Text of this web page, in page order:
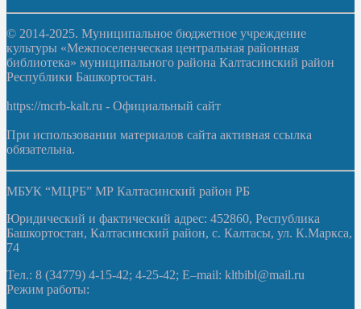
© 2014-2025. Муниципальное бюджетное учреждение
культуры «Межпоселенческая центральная районная
библиотека» муниципального района Калтасинский район
Республики Башкортостан.
https://mcrb-kalt.ru - Официальный сайт
При использовании материалов сайта активная ссылка
обязательна.
МБУК “МЦРБ” МР Калтасинский район РБ
Юридический и фактический адрес: 452860, Республика
Башкортостан, Калтасинский район, с. Калтасы, ул. К.Маркса,
74
Тел.: 8 (34779) 4-15-42; 4-25-42; E–mail: kltbibl@mail.ru
Режим работы: